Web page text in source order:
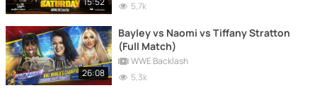
5,7k
26:08
Bayley vs Naomi vs Tiffany Stratton
(Full Match)
WWE Backlash
5,3k